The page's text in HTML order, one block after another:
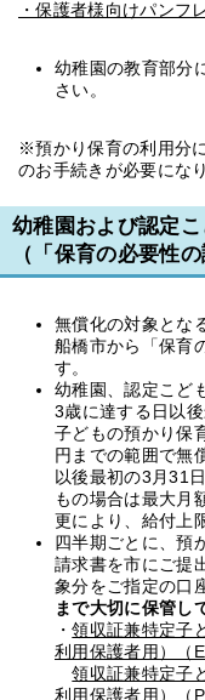
・保護者様向けパンフ
幼稚園の教育部分
さい。
※預かり保育の利用分
のお手続きが必要にな
幼稚園および認定
（「保育の必要性
無償化の対象とな
船橋市から「保育
す。
幼稚園、認定こど
3歳に達する日以
子どもの預かり保
円までの範囲で無
以後最初の3月31
もの場合は最大月
更により、給付上
四半期ごとに、預
請求書を市にご提
象分をご指定の口
まで大切に保管し
・領収証兼特定子
利用保護者用）（
領収証兼特定子
利用保護者用）（